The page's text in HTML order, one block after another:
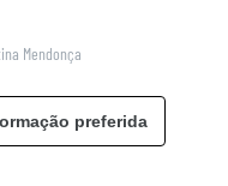
Mendonça
preferida